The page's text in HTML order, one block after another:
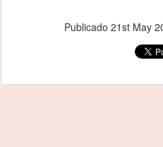
Publicado 21st May